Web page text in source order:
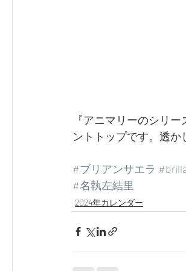
『アニマリーのシリ
ントトップです。透
#ブリアンサエラ
#名執左結里
2024年カレンダー